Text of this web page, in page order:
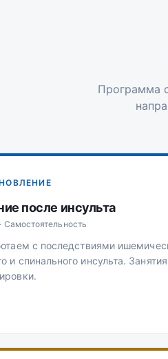
Программа
после инсульта
Самостоятельность
с последствиями
и спинального инсульта.